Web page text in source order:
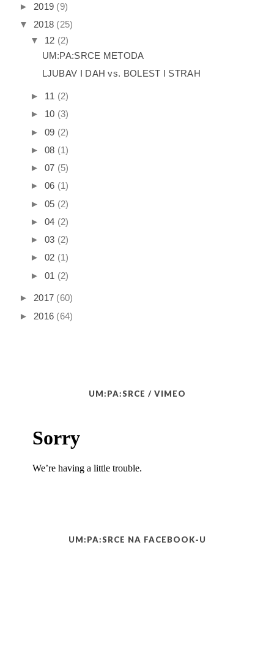
► 2019 (9)
▼
2018 (25)
▼
12 (2)
UM:PA:SRCE METODA
LJUBAV I DAH vs. BOLEST I STRAH
► 11 (2)
► 10 (3)
► 09 (2)
► 08 (1)
► 07 (5)
► 06 (1)
► 05 (2)
► 04 (2)
► 03 (2)
► 02 (1)
► 01 (2)
► 2017 (60)
► 2016 (64)
UM:PA:SRCE / VIMEO
UM:PA:SRCE NA FACEBOOK-U